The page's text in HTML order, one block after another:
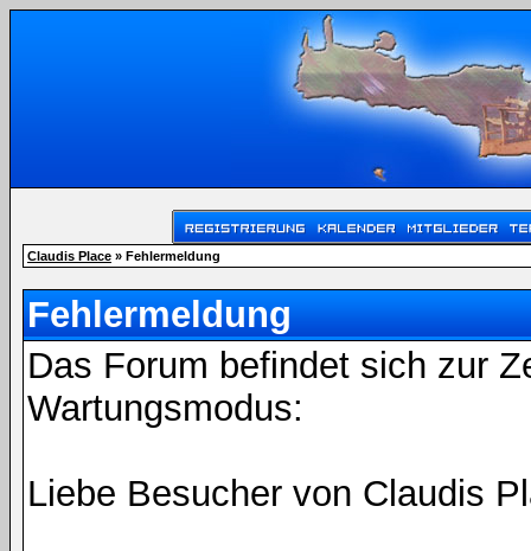
Claudis Place » Fehlermeldung
Fehlermeldung
Das Forum befindet sich zur
Wartungsmodus:
Liebe Besucher von Claudis